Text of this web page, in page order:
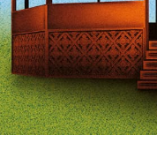
AB ❤ you
Zaalhuur